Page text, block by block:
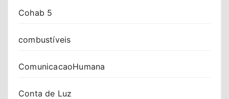
Cohab 5
combustíveis
ComunicacaoHumana
Conta de Luz